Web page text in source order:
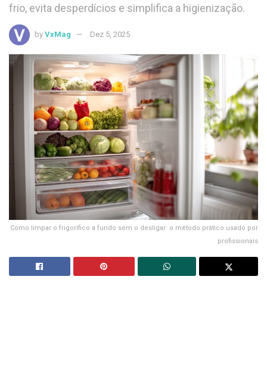
frio, evita desperdícios e simplifica a higienização.
by VxMag Dez 5, 2025
Como limpar o frigorífico a fundo sem o desligar: o método prático usado por
profissionais